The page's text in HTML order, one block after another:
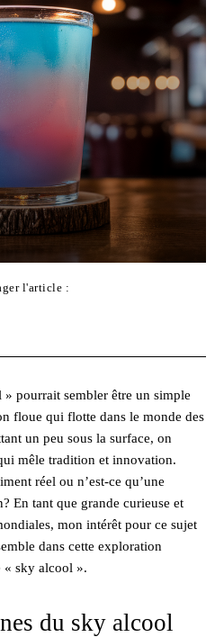
l'article :
pourrait sembler être un simple
floue qui flotte dans le monde des
un peu sous la surface, on
mêle tradition et innovation.
réel ou n’est-ce qu’une
En tant que grande curieuse et
mon intérêt pour ce sujet
dans cette exploration
« sky alcool ».
du sky alcool